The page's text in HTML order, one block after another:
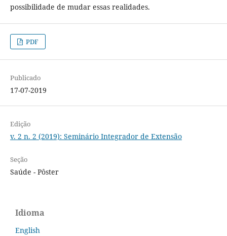
possibilidade de mudar essas realidades.
PDF
Publicado
17-07-2019
Edição
v. 2 n. 2 (2019): Seminário Integrador de Extensão
Seção
Saúde - Pôster
Idioma
English